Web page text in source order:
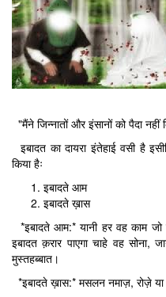
"मैंने जिन्नातों और इंसानों को पैदा
इबादत का दायरा इंतेहाई वसी है
किया हैः
इबादते आम
इबादते ख़ास
*इबादते आम:* यानी हर वह काम
इबादत क़रार पाएगा चाहे वह सोना,
मुस्तहब्बात।
*इबादते ख़ास:* मसलन नमाज़, रोज़े या